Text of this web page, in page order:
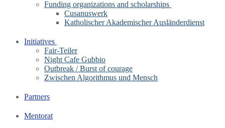
Funding organizations and scholarships
Cusanuswerk
Katholischer Akademischer Ausländerdienst
Initiatives
Fair-Teiler
Night Cafe Gubbio
Outbreak / Burst of courage
Zwischen Algorithmus und Mensch
Partners
Mentorat